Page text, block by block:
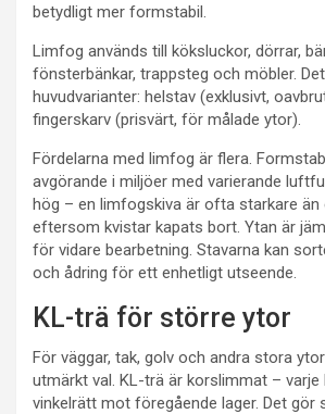
betydligt mer formstabil.
Limfog används till köksluckor, dörrar,
fönsterbänkar, trappsteg och möbler.
huvudvarianter: helstav (exklusivt,
fingerskarv (prisvärt, för målade ytor).
Fördelarna med limfog är flera.
avgörande i miljöer med varierande
hög – en limfogskiva är ofta starkare än
eftersom kvistar kapats bort. Ytan är
för vidare bearbetning. Stavarna kan
och ådring för ett enhetligt utseende.
KL-trä för större ytor
För väggar, tak, golv och andra stora
utmärkt val. KL-trä är korslimmat – varje
vinkelrätt mot föregående lager. Det gör